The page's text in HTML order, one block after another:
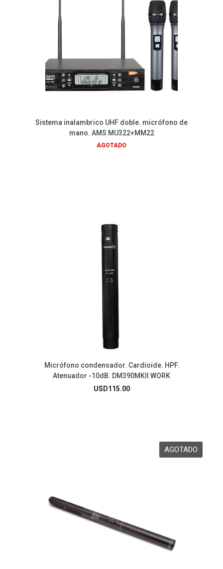
Sistema inalambrico UHF doble. micrófono de
mano. AMS MU322+MM22
AGOTADO
Micrófono condensador. Cardioide. HPF.
Atenuador -10dB. DM390MKII WORK
USD115.00